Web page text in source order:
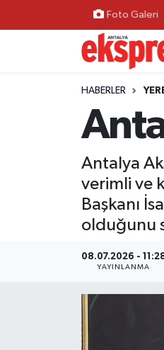
Foto Galeri
HABERLER
Antalya
verimli ve
Başkanı
olduğunu
08.07.2026 -
YAYINLANMA
ÖZEL HABER
GÜNDEM
YEREL GÜNDEM
EKONOMİ
KÜLTÜR - SANAT
SAĞLIK
Nöbetçi Eczaneler
Hava Durumu
Trafik Durumu
Süper Lig Puan
Tüm Manşetler
Son Dakika Haberleri
Haber Arşivi